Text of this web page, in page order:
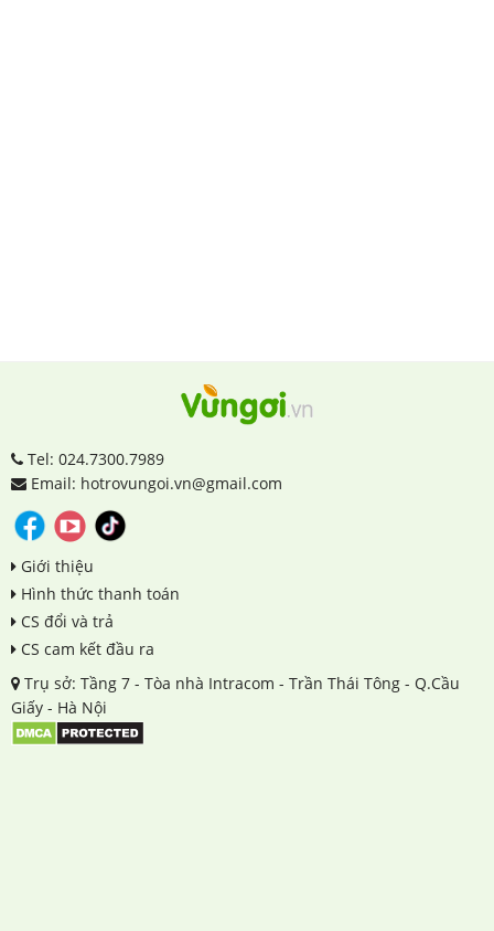
Tel: 024.7300.7989
Email: hotrovungoi.vn@gmail.com
Giới thiệu
Hình thức thanh toán
CS đổi và trả
CS cam kết đầu ra
Trụ sở: Tầng 7 - Tòa nhà Intracom - Trần Thái Tông - Q.Cầu
Giấy - Hà Nội